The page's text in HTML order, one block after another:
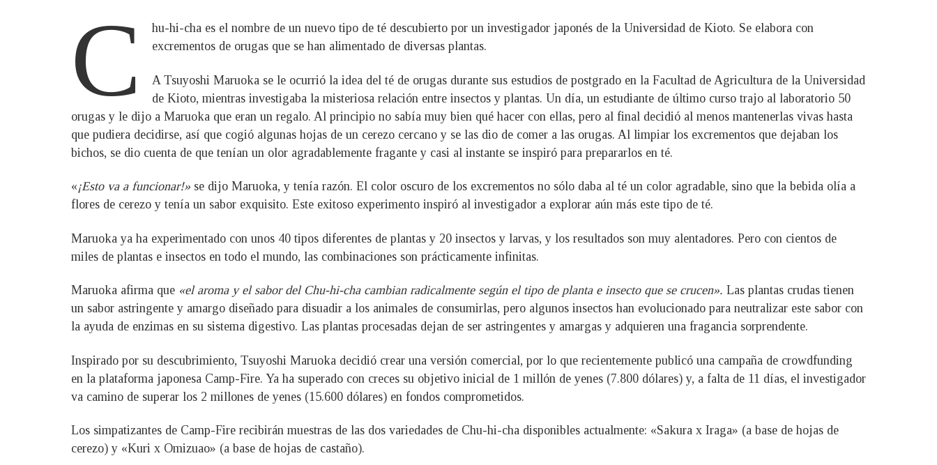
C
hu-hi-cha es el nombre de un nuevo tipo de té descubierto por un investigador japonés de la Universidad de Kioto. Se elabora con
excrementos de orugas que se han alimentado de diversas plantas.
A Tsuyoshi Maruoka se le ocurrió la idea del té de orugas durante sus estudios de postgrado en la Facultad de Agricultura de la Universidad
de Kioto, mientras investigaba la misteriosa relación entre insectos y plantas. Un día, un estudiante de último curso trajo al laboratorio 50
orugas y le dijo a Maruoka que eran un regalo. Al principio no sabía muy bien qué hacer con ellas, pero al final decidió al menos mantenerlas vivas hasta
que pudiera decidirse, así que cogió algunas hojas de un cerezo cercano y se las dio de comer a las orugas. Al limpiar los excrementos que dejaban los
bichos, se dio cuenta de que tenían un olor agradablemente fragante y casi al instante se inspiró para prepararlos en té.
«¡Esto va a funcionar!» se dijo Maruoka, y tenía razón. El color oscuro de los excrementos no sólo daba al té un color agradable, sino que la bebida olía a
flores de cerezo y tenía un sabor exquisito. Este exitoso experimento inspiró al investigador a explorar aún más este tipo de té.
Maruoka ya ha experimentado con unos 40 tipos diferentes de plantas y 20 insectos y larvas, y los resultados son muy alentadores. Pero con cientos de
miles de plantas e insectos en todo el mundo, las combinaciones son prácticamente infinitas.
Maruoka afirma que «el aroma y el sabor del Chu-hi-cha cambian radicalmente según el tipo de planta e insecto que se crucen». Las plantas crudas tienen
un sabor astringente y amargo diseñado para disuadir a los animales de consumirlas, pero algunos insectos han evolucionado para neutralizar este sabor con
la ayuda de enzimas en su sistema digestivo. Las plantas procesadas dejan de ser astringentes y amargas y adquieren una fragancia sorprendente.
Inspirado por su descubrimiento, Tsuyoshi Maruoka decidió crear una versión comercial, por lo que recientemente publicó una campaña de crowdfunding
en la plataforma japonesa Camp-Fire. Ya ha superado con creces su objetivo inicial de 1 millón de yenes (7.800 dólares) y, a falta de 11 días, el investigador
va camino de superar los 2 millones de yenes (15.600 dólares) en fondos comprometidos.
Los simpatizantes de Camp-Fire recibirán muestras de las dos variedades de Chu-hi-cha disponibles actualmente: «Sakura x Iraga» (a base de hojas de
cerezo) y «Kuri x Omizuao» (a base de hojas de castaño).